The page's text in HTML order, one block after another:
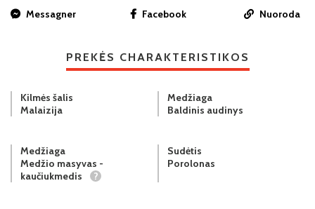
Messagner
Facebook Nuoroda
PREKĖS CHARAKTERISTIKOS
Kilmės šalis
Malaizija
Medžiaga
Baldinis audinys
Medžiaga
Medžio masyvas -
kaučiukmedis
?
Sudėtis
Porolonas